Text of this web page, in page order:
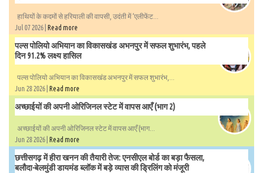
हाथियों के कदमों से हरियाली की वापसी, उदंती में ‘एलीफेंट...
Jul 07 2026 | Read more
पल्स पोलियो अभियान का विकासखंड अभनपुर में सफल शुभारंभ, पहले
दिन 91.2% लक्ष्य हासिल
पल्स पोलियो अभियान का विकासखंड अभनपुर में सफल शुभारंभ,...
Jun 28 2026 | Read more
अच्छाईयों की अपनी ओरिजिनल स्टेट में वापस आएँ (भाग 2)
अच्छाईयों की अपनी ओरिजिनल स्टेट में वापस आएँ (भाग...
Jun 28 2026 | Read more
छत्तीसगढ़ में हीरा खनन की तैयारी तेज: एनसीएल बोर्ड का बड़ा फैसला,
बलौदा-बेलमुंडी डायमंड ब्लॉक में बड़े व्यास की ड्रिलिंग को मंजूरी